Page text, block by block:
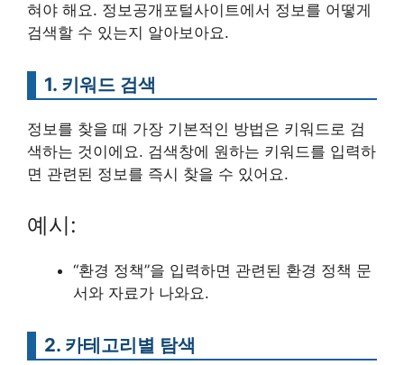
혀야 해요. 정보공개포털사이트에서 정보를 어떻게
검색할 수 있는지 알아보아요.
1. 키워드 검색
정보를 찾을 때 가장 기본적인 방법은 키워드로 검
색하는 것이에요. 검색창에 원하는 키워드를 입력하
면 관련된 정보를 즉시 찾을 수 있어요.
예시:
“환경 정책”을 입력하면 관련된 환경 정책 문
서와 자료가 나와요.
2. 카테고리별 탐색